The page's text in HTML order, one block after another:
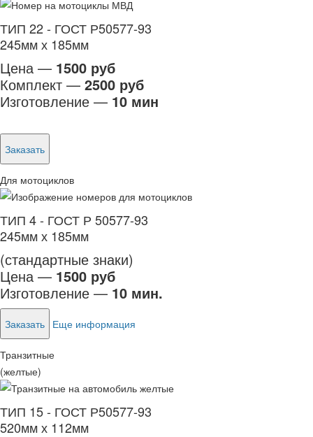
ТИП 22 - ГОСТ Р50577-93
245мм х 185мм
Цена — 1500 руб
Комплект — 2500 руб
Изготовление — 10 мин
Заказать
Для мотоциклов
ТИП 4 - ГОСТ Р 50577-93
245мм х 185мм
(стандартные знаки)
Цена — 1500 руб
Изготовление — 10 мин.
Заказать Еще информация
Транзитные
(желтые)
ТИП 15 - ГОСТ Р50577-93
520мм х 112мм